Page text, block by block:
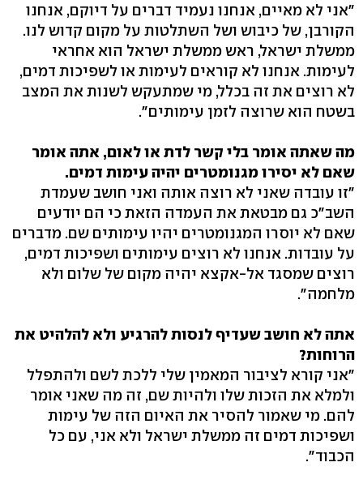
"אני לא מאיים, אנחנו נעמיד דברים על דיוקם, אנחנו
הקורבן, של כיבוש ושל השתלטות על מקום קדוש לנו.
ממשלת ישראל, ראש ממשלת ישראל הוא אחראי
לעימות. אנחנו לא קוראים לעימות או לשפיכות דמים,
לא רוצים את זה בכלל, מי שמתעקש לשנות את המצב
בשטח הוא שרוצה לזמן עימותים".
מה שאתה אומר בלי קשר לדת או לאום, אתה אומר
שאם לא יסירו מגנומטרים יהיה עימות דמים.
"זו עובדה שאני לא רוצה אותה ואני חושב שעמדת
השב"כ גם מבטאת את העמדה הזאת כי הם יודעים
שאם לא יוסרו המגנומטרים יהיו עימותים שם. מדברים
על עובדות. אנחנו לא רוצים עימותים ושפיכות דמים,
רוצים שמסגד אל-אקצא יהיה מקום של שלום ולא
מלחמה".
אתה לא חושב שעדיף לנסות להרגיע ולא להלהיט את
הרוחות?
"אני קורא לציבור המאמין שלי ללכת לשם ולהתפלל
ולמלא את הזכות שלו ולהיות שם, זה מה שאני אומר
להם. מי שאמור להסיר את האיום הזה של עימות
ושפיכות דמים זה ממשלת ישראל ולא אני, עם כל
הכבוד".